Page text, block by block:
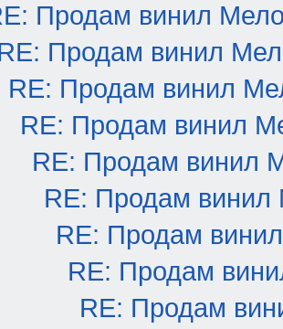
Продам винил
Продам винил
RE: Продам винил
RE: Продам винил
RE: Продам винил
RE: Продам винил
RE: Продам
RE: Продам
RE: Продам